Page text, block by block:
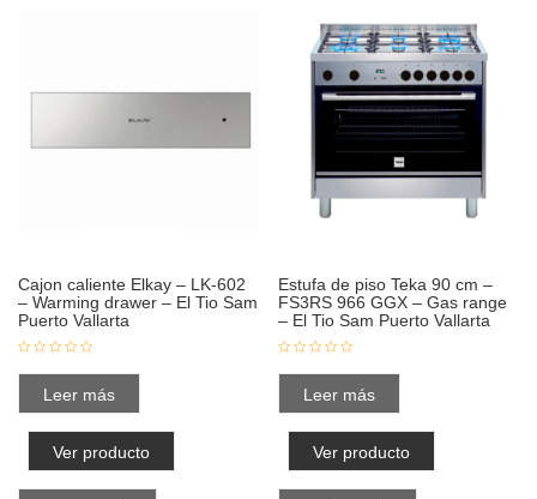
Cajon caliente Elkay – LK-602
– Warming drawer – El Tio Sam
Puerto Vallarta
Leer más
Ver producto
Estufa de piso Teka 90 cm –
FS3RS 966 GGX – Gas range
– El Tio Sam Puerto Vallarta
Leer más
Ver producto